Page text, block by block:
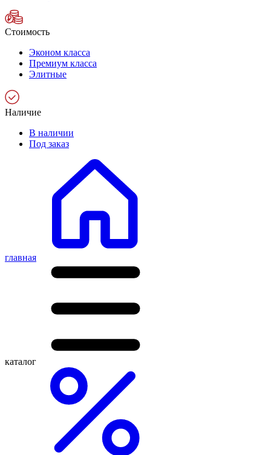
Стоимость
Эконом класса
Премиум класса
Элитные
Наличие
В наличии
Под заказ
главная
каталог